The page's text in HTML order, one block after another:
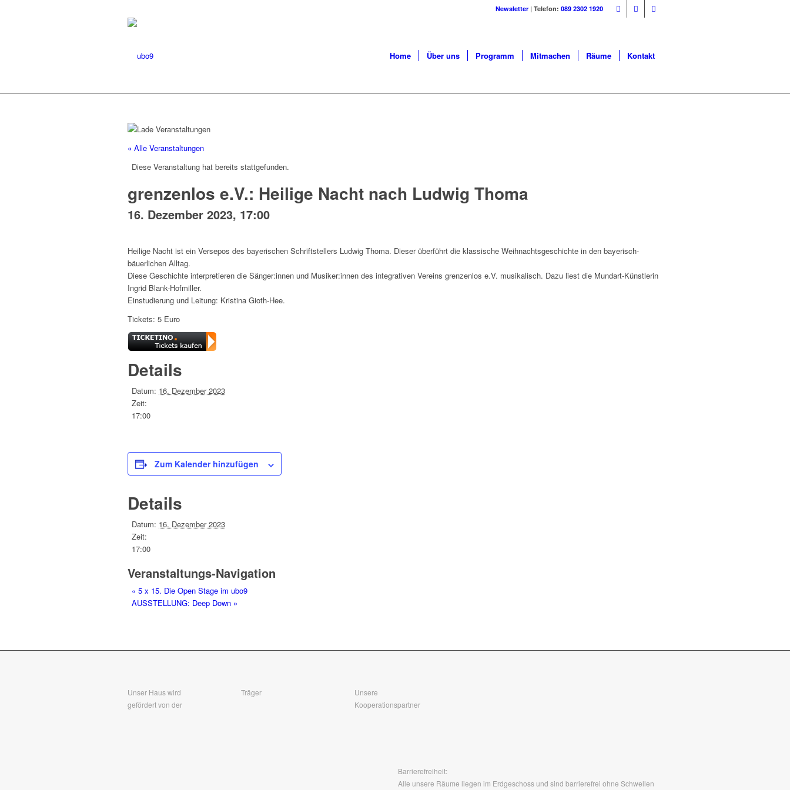
Newsletter | Telefon: 089 2302 1920
Home Über uns Programm Mitmachen Räume Kontakt
« Alle Veranstaltungen
Diese Veranstaltung hat bereits stattgefunden.
grenzenlos e.V.: Heilige Nacht nach Ludwig Thoma
16. Dezember 2023, 17:00
Heilige Nacht ist ein Versepos des bayerischen Schriftstellers Ludwig Thoma. Dieser überführt die klassische Weihnachtsgeschichte in den bayerisch-
bäuerlichen Alltag.
Diese Geschichte interpretieren die Sänger:innen und Musiker:innen des integrativen Vereins grenzenlos e.V. musikalisch. Dazu liest die Mundart-Künstlerin
Ingrid Blank-Hofmiller.
Einstudierung und Leitung: Kristina Gioth-Hee.
Tickets: 5 Euro
Details
Datum: 16. Dezember 2023
Zeit:
17:00
Zum Kalender hinzufügen
Details
Datum: 16. Dezember 2023
Zeit:
17:00
Veranstaltungs-Navigation
« 5 x 15. Die Open Stage im ubo9
AUSSTELLUNG: Deep Down »
Unser Haus wird
gefördert von der
Träger
Unsere
Kooperationspartner
Barrierefreiheit:
Alle unsere Räume liegen im Erdgeschoss und sind barrierefrei ohne Schwellen